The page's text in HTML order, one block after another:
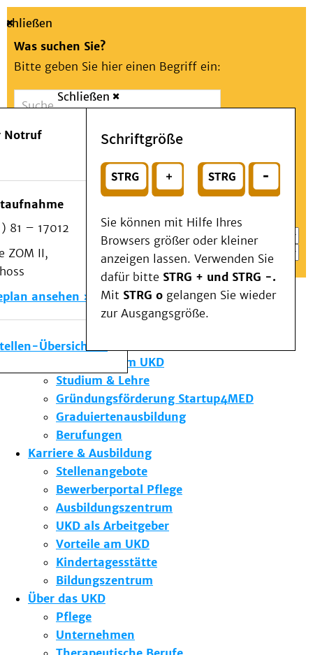
Suche
Schließen
Was suchen Sie?
Bitte geben Sie hier einen Begriff ein:
Suchen
oder
Wählen Sie ein Thema für Ihren Schnelleinstieg
Notfall
Schließen
Notruf
81 – 17012
ZOM II,
ansehen
Übersicht
Schriftgröße
Sie können mit Hilfe Ihres
Browsers größer oder kleiner
anzeigen lassen. Verwenden Sie
dafür bitte STRG + und STRG -.
Mit STRG o gelangen Sie wieder
zur Ausgangsgröße.
Menü
Patienten & Besucher
Kliniken/Institute/Zentren
Als Patient am UKD
Beratung und Unterstützung
Veranstaltungen
Kommunikation im Medizinwesen (KIM)
Notfall
Forschung & Lehre
Die Institute des UKD
Forschung am UKD
Studium & Lehre
Gründungsförderung Startup4MED
Graduiertenausbildung
Berufungen
Karriere & Ausbildung
Stellenangebote
Bewerberportal Pflege
Ausbildungszentrum
UKD als Arbeitgeber
Vorteile am UKD
Kindertagesstätte
Bildungszentrum
Über das UKD
Pflege
Unternehmen